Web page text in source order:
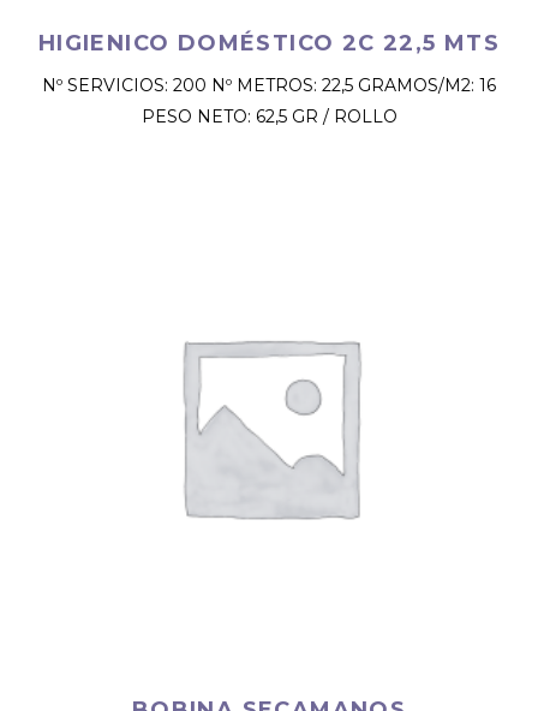
HIGIENICO DOMÉSTICO 2C 22,5 MTS
Nº SERVICIOS: 200 Nº METROS: 22,5 GRAMOS/M2: 16
PESO NETO: 62,5 GR / ROLLO